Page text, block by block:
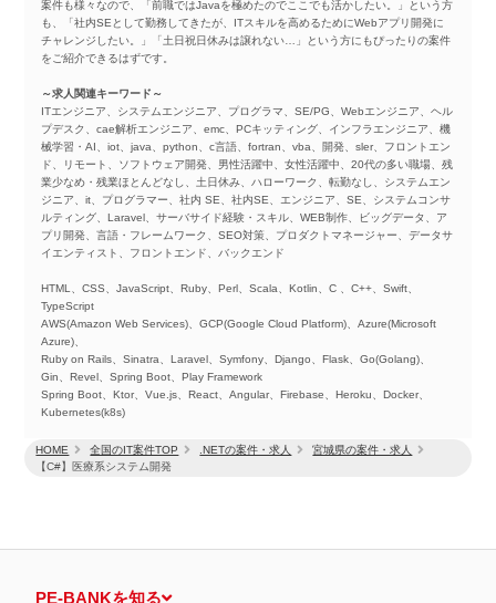
HOME 全国のIT案件TOP .NETの案件・求人
宮城県の案件・求人
【C#】医療系システム開発
案件も様々なので、「前職ではJavaを極めたのでここでも活かしたい。」という方
も、「社内SEとして勤務してきたが、ITスキルを高めるためにWebアプリ開発に
チャレンジしたい。」「土日祝日休みは譲れない…」という方にもぴったりの案件
をご紹介できるはずです。
～求人関連キーワード～
ITエンジニア、システムエンジニア、プログラマ、SE/PG、Webエンジニア、ヘル
プデスク、cae解析エンジニア、emc、PCキッティング、インフラエンジニア、機
械学習・AI、iot、java、python、c言語、fortran、vba、開発、sler、フロントエン
ド、リモート、ソフトウェア開発、男性活躍中、女性活躍中、20代の多い職場、残
業少なめ・残業ほとんどなし、土日休み、ハローワーク、転勤なし、システムエン
ジニア、it、プログラマー、社内 SE、社内SE、エンジニア、SE、システムコンサ
ルティング、Laravel、サーバサイド経験・スキル、WEB制作、ビッグデータ、ア
プリ開発、言語・フレームワーク、SEO対策、プロダクトマネージャー、データサ
イエンティスト、フロントエンド、バックエンド
HTML、CSS、JavaScript、Ruby、Perl、Scala、Kotlin、C 、C++、Swift、
TypeScript
AWS(Amazon Web Services)、GCP(Google Cloud Platform)、Azure(Microsoft
Azure)、
Ruby on Rails、Sinatra、Laravel、Symfony、Django、Flask、Go(Golang)、
Gin、Revel、Spring Boot、Play Framework
Spring Boot、Ktor、Vue.js、React、Angular、Firebase、Heroku、Docker、
Kubernetes(k8s)
PE-BANKを知る